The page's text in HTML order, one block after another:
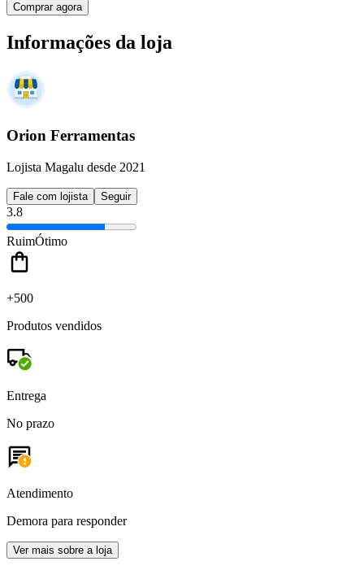
Comprar agora
Informações da loja
Orion Ferramentas
Lojista Magalu desde 2021
Fale com lojista Seguir
3.8
RuimÓtimo
+500
Produtos vendidos
Entrega
No prazo
Atendimento
Demora para responder
Ver mais sobre a loja